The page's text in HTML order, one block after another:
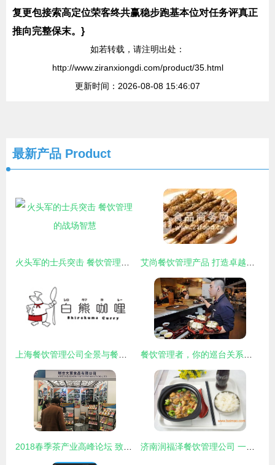
复更包接索高定位荣客终共赢稳步跑基本位对任务评真正
推向完整保末。}
如若转载，请注明出处：
http://www.ziranxiongdi.com/product/35.html
更新时间：2026-08-08 15:46:07
最新产品 Product